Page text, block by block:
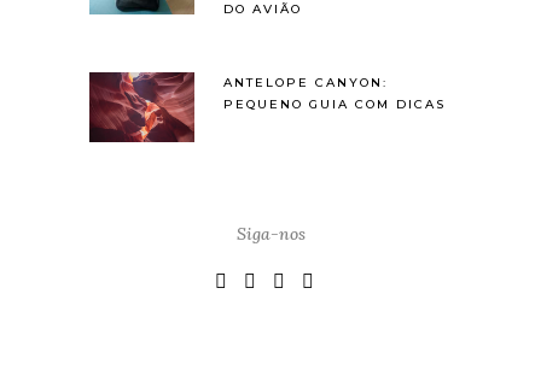
DO AVIÃO
ANTELOPE CANYON:
PEQUENO GUIA COM DICAS
Siga-nos